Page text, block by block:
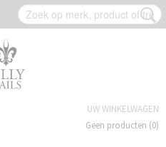
UW WINKELWAGEN
Geen producten (0)